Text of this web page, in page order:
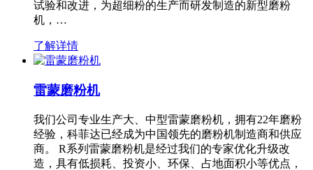
试验和改进，为超细粉的生产而研发制造的新型磨粉
机，…
了解详情
雷蒙磨粉机
我们公司专业生产大、中型雷蒙磨粉机，拥有22年磨粉
经验，科菲达已经成为中国领先的磨粉机制造商和供应
商。 R系列雷蒙磨粉机是经过我们的专家优化升级改
造，具有低损耗、投资小、环保、占地面积小等优点，